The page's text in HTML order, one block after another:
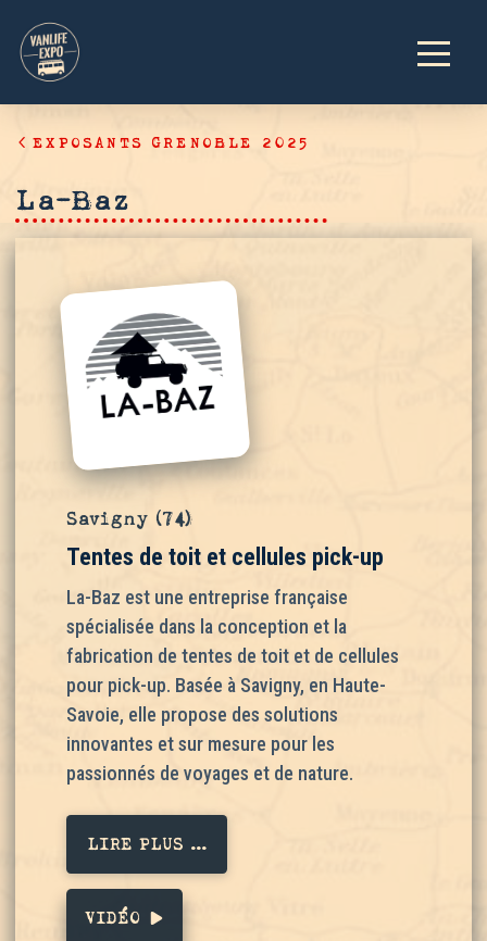
EXPOSANTS GRENOBLE 2025
La-Baz
Savigny (74)
Tentes de toit et cellules pick-up
La-Baz est une entreprise française
spécialisée dans la conception et la
fabrication de tentes de toit et de cellules
pour pick-up. Basée à Savigny, en Haute-
Savoie, elle propose des solutions
innovantes et sur mesure pour les
passionnés de voyages et de nature.
LIRE PLUS ...
VIDÉO